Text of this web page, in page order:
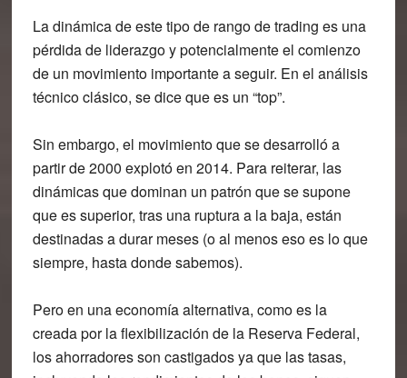
La dinámica de este tipo de rango de trading es una
pérdida de liderazgo y potencialmente el comienzo
de un movimiento importante a seguir. En el análisis
técnico clásico, se dice que es un “top”.
Sin embargo, el movimiento que se desarrolló a
partir de 2000 explotó en 2014. Para reiterar, las
dinámicas que dominan un patrón que se supone
que es superior, tras una ruptura a la baja, están
destinadas a durar meses (o al menos eso es lo que
siempre, hasta donde sabemos).
Pero en una economía alternativa, como es la
creada por la flexibilización de la Reserva Federal,
los ahorradores son castigados ya que las tasas,